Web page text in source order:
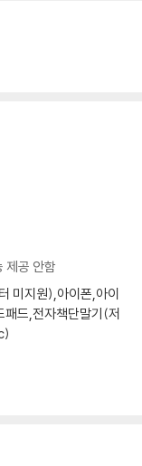
제공 안함
미지원),아이폰,아이
패드,전자책단말기(저